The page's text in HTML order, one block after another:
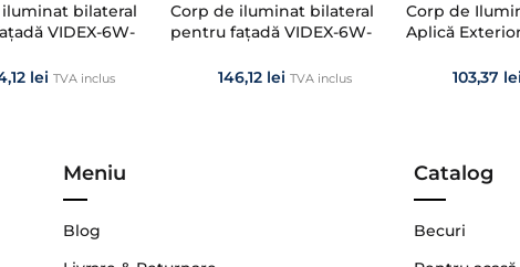
bilateral
VIDEX-6W-
lei TVA inclus
Corp de iluminat bilateral
pentru fațadă VIDEX-6W-
146,12 lei TVA inclus
Corp de
Aplică
103,37 lei
Meniu
Blog
Catalog
Becuri